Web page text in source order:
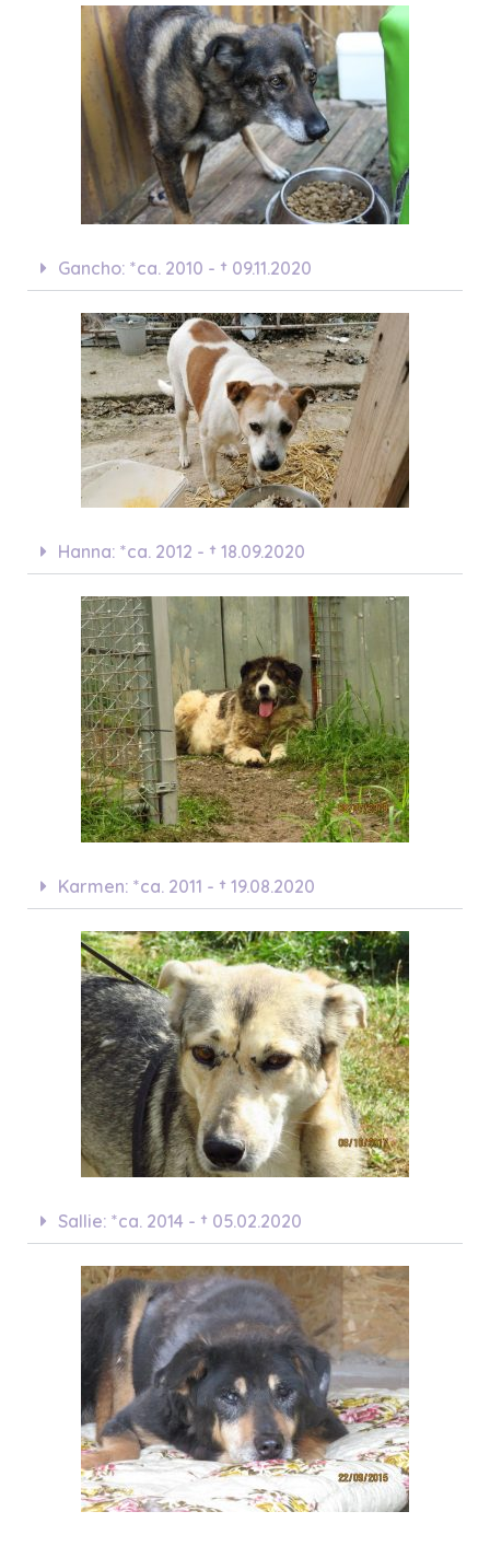
Gancho: *ca. 2010 - † 09.11.2020
Hanna: *ca. 2012 - † 18.09.2020
Karmen: *ca. 2011 - † 19.08.2020
Sallie: *ca. 2014 - † 05.02.2020